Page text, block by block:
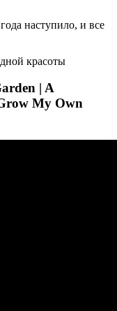
наступило, и все
| A
My Own